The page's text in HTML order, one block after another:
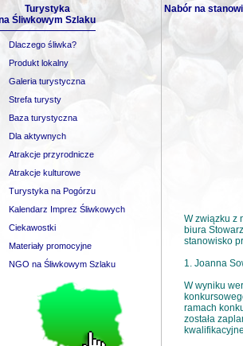
Turystyka
Śliwkowym Szlaku
Dlaczego śliwka?
Produkt lokalny
Galeria turystyczna
Strefa turysty
Baza turystyczna
Dla aktywnych
Atrakcje przyrodnicze
Atrakcje kulturowe
Turystyka na Pogórzu
Kalendarz Imprez Śliwkowych
Ciekawostki
Materiały promocyjne
NGO na Śliwkowym Szlaku
Nabór na
W związku z
biura
stanowisko
1. Joanna
W wyniku
ramach
została